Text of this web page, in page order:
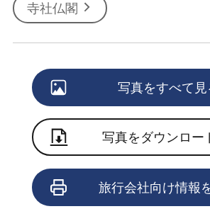
寺社仏閣
写真をすべて見
写真をダウンロー
旅行会社向け情報